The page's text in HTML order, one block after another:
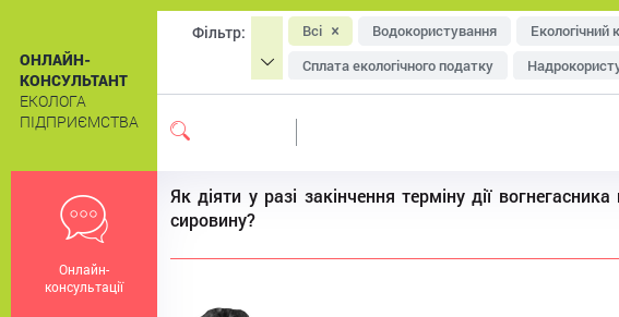
ОНЛАЙН-
КОНСУЛЬТАНТ
ЕКОЛОГА
ПІДПРИЄМСТВА
Онлайн-
консультації
Фільтр: Всі Водокористування
Екологічний
Сплата екологічного податку
Охорона атмосферного повітря
Як діяти у разі закінчення терміну дії
сировину?